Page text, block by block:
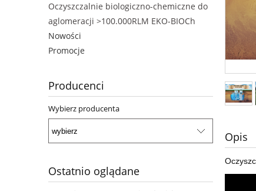
Oczyszczalnie biologiczno-chemiczne do
aglomeracji >100.000RLM EKO-BIOCh
Nowości
Promocje
Producenci
Wybierz producenta
Ostatnio oglądane
Opis